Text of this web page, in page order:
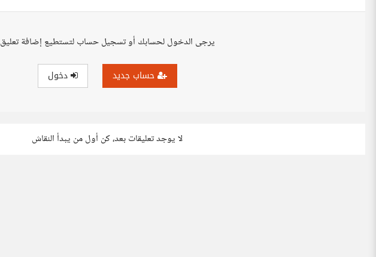
يرجى الدخول لحسابك أو تسجيل حساب لتستطيع إضافة تعليق
حساب جديد دخول
لا يوجد تعليقات بعد، كن أول من يبدأ النقاش